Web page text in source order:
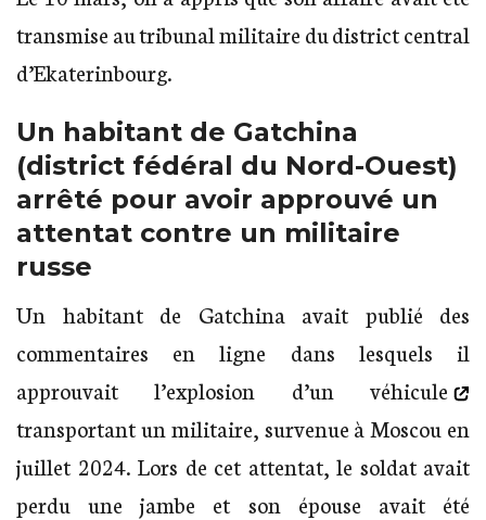
transmise au tribunal militaire du district central
d’Ekaterinbourg.
Un habitant de Gatchina
(district fédéral du Nord-Ouest)
arrêté pour avoir approuvé un
attentat contre un militaire
russe
Un habitant de Gatchina avait publié des
commentaires en ligne dans lesquels il
approuvait l’explosion d’un véhicule
transportant un militaire, survenue à Moscou en
juillet 2024. Lors de cet attentat, le soldat avait
perdu une jambe et son épouse avait été